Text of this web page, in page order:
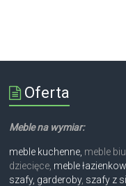
Oferta
Meble na wymiar:
meble kuchenne, meble
dziecięce, meble
szafy, garderoby, szafy z